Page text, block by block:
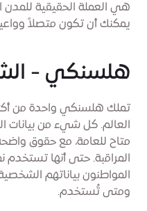
هي العملة الحقيقية للمدن
يمكنك أن تكون متصلاً
هلسنكي -
تملك هلسنكي واحدة من
العالم. كل شيء من
متاح للعامة، مع حقوق
المواطنون بياناتهم
ومتى تُستخدم.